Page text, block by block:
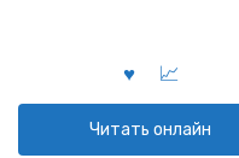
Читать онлайн